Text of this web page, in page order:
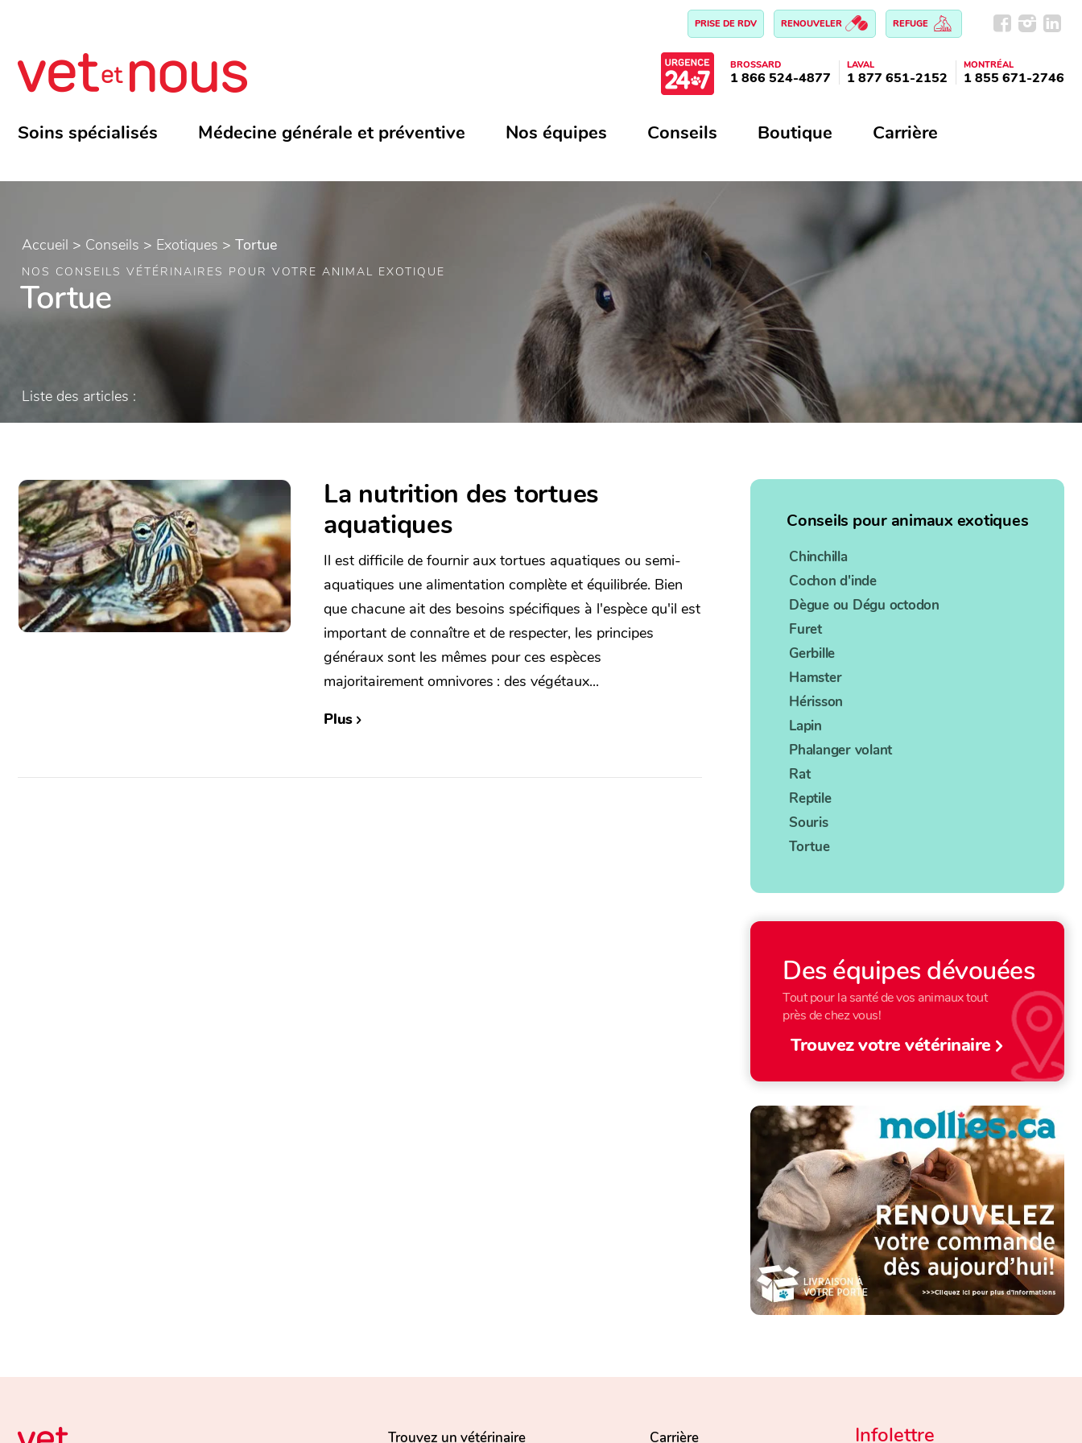
PRISE DE RDV RENOUVELER REFUGE
BROSSARD
1 866 524-4877
LAVAL
1 877 651-2152
MONTRÉAL
1 855 671-2746
Soins spécialisés Médecine générale et préventive Nos équipes Conseils Boutique Carrière
Accueil > Conseils > Exotiques > Tortue
NOS CONSEILS VÉTÉRINAIRES POUR VOTRE ANIMAL EXOTIQUE
Tortue
Liste des articles :
La nutrition des tortues
aquatiques
Il est difficile de fournir aux tortues aquatiques ou semi-
aquatiques une alimentation complète et équilibrée. Bien
que chacune ait des besoins spécifiques à l'espèce qu'il est
important de connaître et de respecter, les principes
généraux sont les mêmes pour ces espèces
majoritairement omnivores : des végétaux...
Plus
Conseils pour animaux exotiques
Chinchilla
Cochon d'inde
Dègue ou Dégu octodon
Furet
Gerbille
Hamster
Hérisson
Lapin
Phalanger volant
Rat
Reptile
Souris
Tortue
Des équipes dévouées
Tout pour la santé de vos animaux tout
près de chez vous!
Trouvez votre vétérinaire
Trouvez un vétérinaire Carrière Infolettre